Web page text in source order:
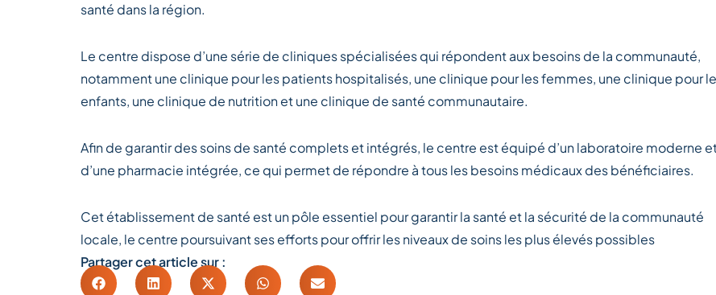
santé dans la région.
Le centre dispose d’une série de cliniques spécialisées qui répondent aux besoins de la communauté,
notamment une clinique pour les patients hospitalisés, une clinique pour les femmes, une clinique pour
enfants, une clinique de nutrition et une clinique de santé communautaire.
Afin de garantir des soins de santé complets et intégrés, le centre est équipé d’un laboratoire moderne
d’une pharmacie intégrée, ce qui permet de répondre à tous les besoins médicaux des bénéficiaires.
Cet établissement de santé est un pôle essentiel pour garantir la santé et la sécurité de la communauté
locale, le centre poursuivant ses efforts pour offrir les niveaux de soins les plus élevés possibles
Partager cet article sur :